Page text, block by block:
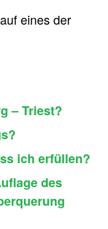
eines der
– Triest?
ich erfüllen?
des